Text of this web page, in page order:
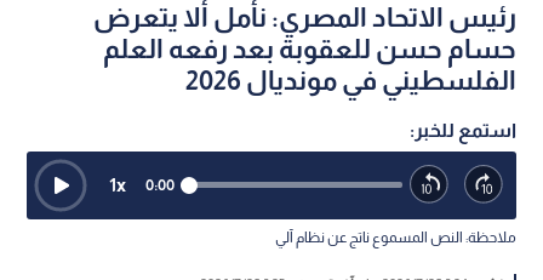
رئيس الاتحاد المصري: نأمل ألا يتعرض
حسام حسن للعقوبة بعد رفعه العلم
الفلسطيني في مونديال 2026
استمع للخبر:
0:00
1x
ملاحظة: النص المسموع ناتج عن نظام آلي